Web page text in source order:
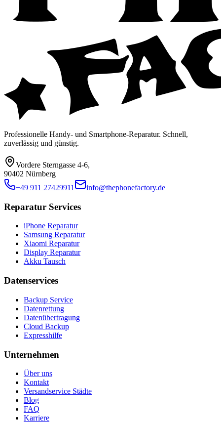
Professionelle Handy- und Smartphone-Reparatur. Schnell,
zuverlässig und günstig.
Vordere Sterngasse 4-6,
90402 Nürnberg
+49 911 27429911
info@thephonefactory.de
Reparatur Services
iPhone Reparatur
Samsung Reparatur
Xiaomi Reparatur
Display Reparatur
Akku Tausch
Datenservices
Backup Service
Datenrettung
Datenübertragung
Cloud Backup
Expresshilfe
Unternehmen
Über uns
Kontakt
Versandservice Städte
Blog
FAQ
Karriere